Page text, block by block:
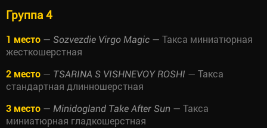
Группа 4
1 место — Sozvezdie Virgo Magic — Такса миниатюрная
жесткошерстная
2 место — TSARINA S VISHNEVOY ROSHI — Такса
стандартная длинношерстная
3 место — Minidogland Take After Sun — Такса
миниатюрная гладкошерстная